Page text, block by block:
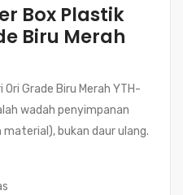
Box Plastik
Biru Merah
Grade Biru Merah YTH-
wadah penyimpanan
bukan daur ulang.